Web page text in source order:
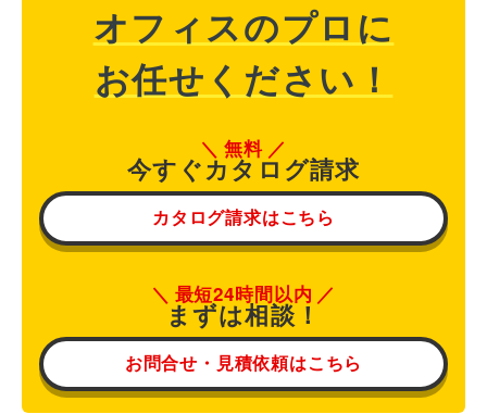
オフィスのプロに
お任せください！
無料
今すぐカタログ請求
カタログ請求はこちら
最短24時間以内
まずは相談！
お問合せ・見積依頼はこちら